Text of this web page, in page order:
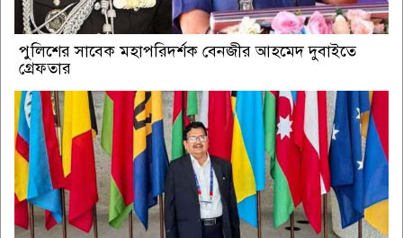
পুলিশের সাবেক মহাপরিদর্শক বেনজীর আহমেদ দুবাইতে
গ্রেফতার